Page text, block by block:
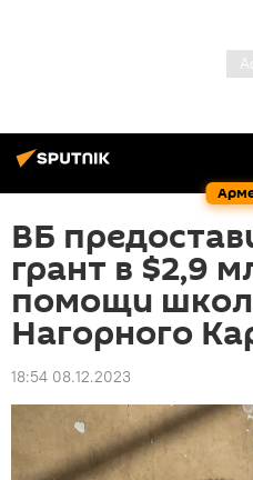
ВБ
грант в $2,9
помощи
Нагорного
18:54 08.12.2023